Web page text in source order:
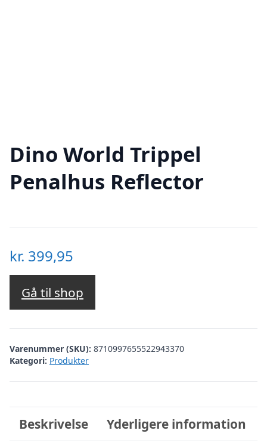
Dino World Trippel
Penalhus Reflector
kr. 399,95
Gå til shop
Varenummer (SKU): 8710997655522943370
Kategori: Produkter
Beskrivelse Yderligere information